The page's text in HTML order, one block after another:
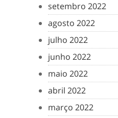
setembro 2022
agosto 2022
julho 2022
junho 2022
maio 2022
abril 2022
março 2022